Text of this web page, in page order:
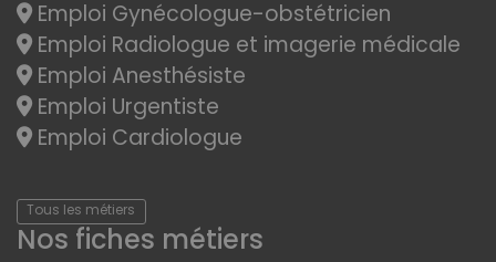
Emploi Gynécologue-obstétricien
Emploi Radiologue et imagerie médicale
Emploi Anesthésiste
Emploi Urgentiste
Emploi Cardiologue
Tous les métiers
Nos fiches métiers